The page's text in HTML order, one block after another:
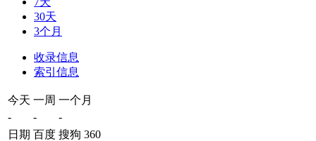
30天
3个月
收录信息
索引信息
今天 一周 一个月
-
-
-
日期 百度 搜狗 360